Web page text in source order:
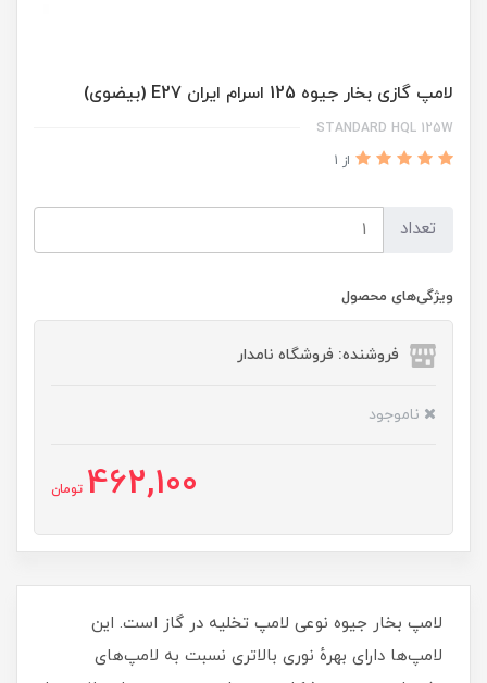
لامپ گازی بخار جیوه 125 اسرام ایران E27 (بیضوی)
STANDARD HQL 125W
از 1
تعداد
ویژگی‌های محصول
فروشنده: فروشگاه نامدار
ناموجود
462,100 تومان
لامپ بخار جیوه نوعی لامپ تخلیه در گاز است. این
لامپ‌ها دارای بهرهٔ نوری بالاتری نسبت به لامپ‌های